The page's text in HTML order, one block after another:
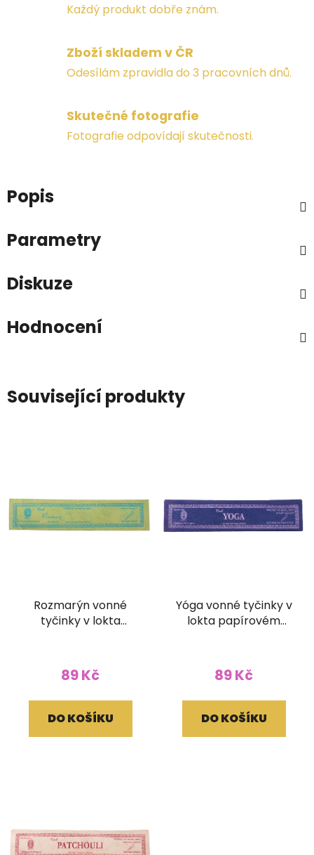
Každý produkt dobře znám.
Zboží skladem v ČR
Odesílám zpravidla do 3 pracovních dnů.
Skutečné fotografie
Fotografie odpovídají skutečnosti.
Popis
Parametry
Diskuze
Hodnocení
Související produkty
Rozmarýn vonné
tyčinky v lokta
89 Kč
DO KOŠÍKU
Yóga vonné tyčinky v
lokta papírovém
89 Kč
DO KOŠÍKU